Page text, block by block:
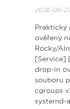
2026-06-27
Praktický
ověřený
Rocky/
[Service]
drop-in
souboru
cgroups
systemd-